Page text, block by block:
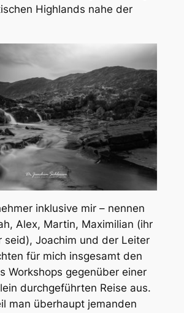
Highlands nahe der
inklusive mir – nennen
Alex, Martin, Maximilian (ihr
seid), Joachim und der Leiter
für mich insgesamt den
Workshops gegenüber einer
durchgeführten Reise aus.
man überhaupt jemanden